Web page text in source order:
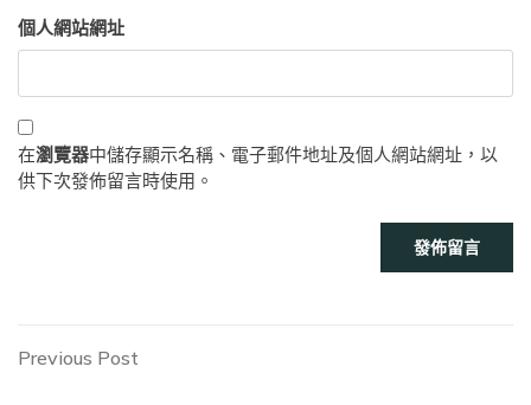
個人網站網址
在瀏覽器中儲存顯示名稱、電子郵件地址及個人網站網址，以
供下次發佈留言時使用。
文
Previous
Previous Post